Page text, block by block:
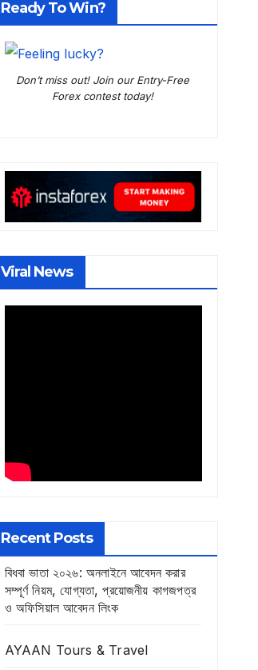
Ready To Win?
Don’t miss out! Join our Entry-Free
Forex contest today!
Viral News
Recent Posts
বিধবা ভাতা ২০২৬: অনলাইনে আবেদন করার
সম্পূর্ণ নিয়ম, যোগ্যতা, প্রয়োজনীয় কাগজপত্র
ও অফিসিয়াল আবেদন লিংক
AYAAN Tours & Travel